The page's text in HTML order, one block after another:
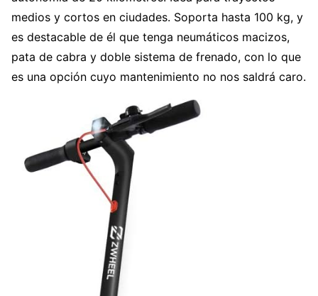
medios y cortos en ciudades. Soporta hasta 100 kg, y
es destacable de él que tenga neumáticos macizos,
pata de cabra y doble sistema de frenado, con lo que
es una opción cuyo mantenimiento no nos saldrá caro.